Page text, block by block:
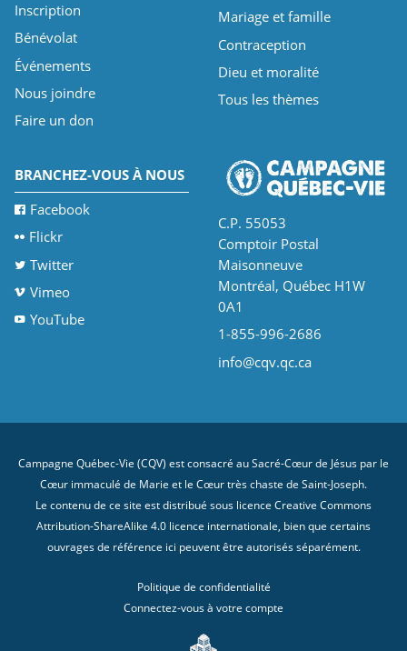
Inscription
Bénévolat
Événements
Nous joindre
Faire un don
Mariage et famille
Contraception
Dieu et moralité
Tous les thèmes
BRANCHEZ-VOUS À NOUS
Facebook
Flickr
Twitter
Vimeo
YouTube
C.P. 55053
Comptoir Postal
Maisonneuve
Montréal, Québec H1W
0A1
1-855-996-2686
info@cqv.qc.ca
Campagne Québec-Vie (CQV) est consacré au Sacré-Cœur de Jésus par le
Cœur immaculé de Marie et le Cœur très chaste de Saint-Joseph.
Le contenu de ce site est distribué sous licence Creative Commons
Attribution-ShareAlike 4.0 licence internationale , bien que certains
ouvrages de référence ici peuvent être autorisés séparément.
Politique de confidentialité
Connectez-vous à votre compte